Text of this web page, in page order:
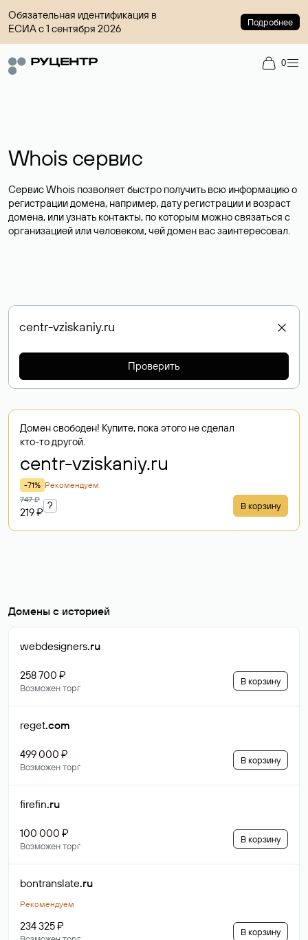
Обязательная идентификация в
ЕСИА с 1 сентября 2026
Подробнее
0
Whois сервис
Сервис Whois позволяет быстро получить всю информацию о
регистрации домена, например, дату регистрации и возраст
домена, или узнать контакты, по которым можно связаться с
организацией или человеком, чей домен вас заинтересовал.
Проверить
Домен свободен! Купите, пока этого не сделал
кто-то другой.
centr-vziskaniy.ru
-71% Рекомендуем
747 ₽
219 ₽
? В корзину
Домены с историей
webdesigners.ru
258 700 ₽
Возможен торг
В корзину
reget.com
499 000 ₽
Возможен торг
В корзину
firefin.ru
100 000 ₽
Возможен торг
В корзину
bontranslate.ru
Рекомендуем
234 325 ₽ В корзину